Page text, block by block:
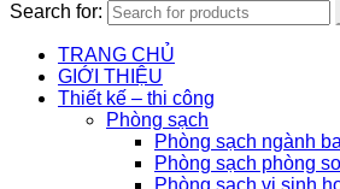
Search for:
TRANG CHỦ
GIỚI THIỆU
Thiết kế – thi công
Phòng sạch
Phòng sạch ngành
Phòng sạch phòng
Phòng sạch vi sinh